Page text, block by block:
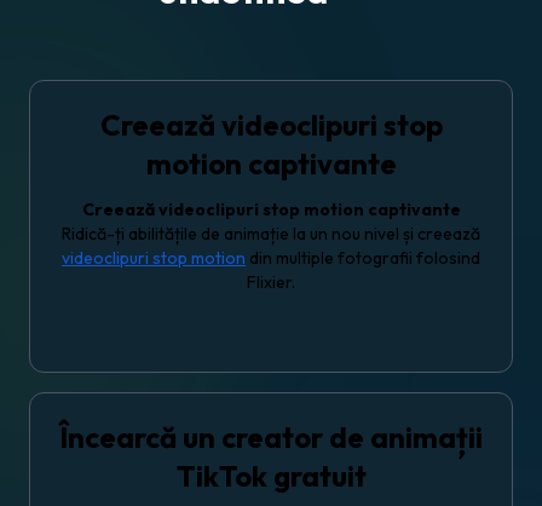
Creează videoclipuri stop
motion captivante
Creează videoclipuri stop motion captivante
Ridică-ți abilitățile de animație la un nou nivel și creează
videoclipuri stop motion din multiple fotografii folosind
Flixier.
Încearcă un creator de animații
TikTok gratuit